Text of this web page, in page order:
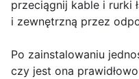
przeciągnij kable i rurki
i zewnętrzną przez
Po zainstalowaniu
czy jest ona